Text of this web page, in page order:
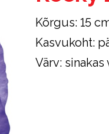
Kõrgus: 15
Kasvukoht:
Värv: